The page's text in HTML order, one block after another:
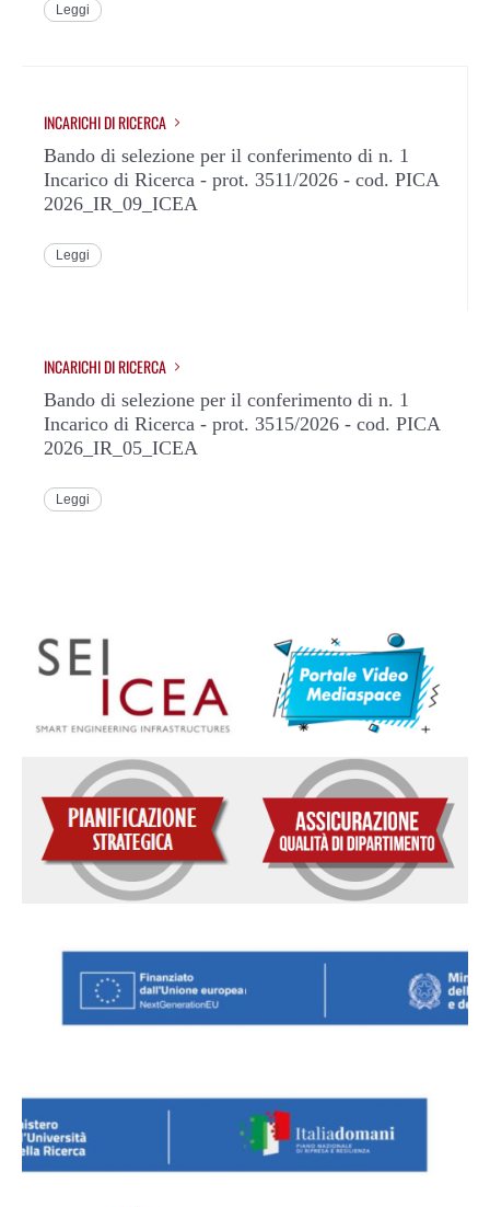
Leggi
INCARICHI DI RICERCA
Bando di selezione per il conferimento di n. 1
Incarico di Ricerca - prot. 3511/2026 - cod. PICA
2026_IR_09_ICEA
Leggi
INCARICHI DI RICERCA
Bando di selezione per il conferimento di n. 1
Incarico di Ricerca - prot. 3515/2026 - cod. PICA
2026_IR_05_ICEA
Leggi